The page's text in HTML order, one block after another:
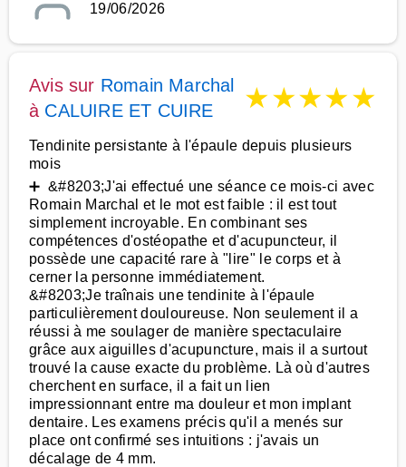
19/06/2026
Avis sur Romain Marchal
à CALUIRE ET CUIRE ★★★★★
Tendinite persistante à l'épaule depuis plusieurs
mois
➕ &#8203;J'ai effectué une séance ce mois-ci avec
Romain Marchal et le mot est faible : il est tout
simplement incroyable. En combinant ses
compétences d'ostéopathe et d'acupuncteur, il
possède une capacité rare à "lire" le corps et à
cerner la personne immédiatement.
&#8203;Je traînais une tendinite à l'épaule
particulièrement douloureuse. Non seulement il a
réussi à me soulager de manière spectaculaire
grâce aux aiguilles d'acupuncture, mais il a surtout
trouvé la cause exacte du problème. Là où d'autres
cherchent en surface, il a fait un lien
impressionnant entre ma douleur et mon implant
dentaire. Les examens précis qu'il a menés sur
place ont confirmé ses intuitions : j'avais un
décalage de 4 mm.